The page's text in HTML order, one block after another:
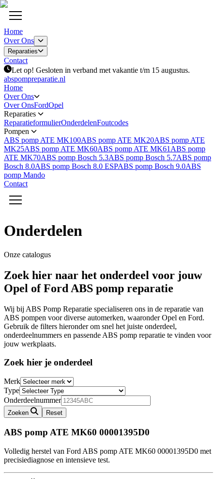
Home
Over Ons
Reparaties
Contact
Let op! Gesloten in verband met vakantie t/m 15 augustus.
abspompreparatie.nl
Home
Over Ons
Over OnsFordOpel
Reparaties
ReparatieformulierOnderdelenFoutcodes
Pompen
ABS pomp ATE MK100ABS pomp ATE MK20ABS pomp ATE
MK25ABS pomp ATE MK60ABS pomp ATE MK61 ABS pomp
ATE MK70ABS pomp Bosch 5.3ABS pomp Bosch 5.7ABS pomp
Bosch 8.0ABS pomp Bosch 8.0 ESPABS pomp Bosch 9.0ABS
pomp Mando
Contact
Onderdelen
Onze catalogus
Zoek hier naar het onderdeel voor jouw
Opel of Ford ABS pomp reparatie
Wij bij ABS Pomp Reparatie specialiseren ons in de reparatie van
ABS pompen voor diverse automerken, waaronder Opel en Ford.
Gebruik de filters hieronder om snel het juiste onderdeel,
onderdeelnummers en passende ABS pomp reparatie te vinden voor
jouw werkplaats.
Zoek hier je onderdeel
Merk
Type
Onderdeelnummer
Zoeken Reset
ABS pomp ATE MK60 00001395D0
Volledig herstel van Ford ABS pomp ATE MK60 00001395D0 met
precisiediagnose en intensieve test.